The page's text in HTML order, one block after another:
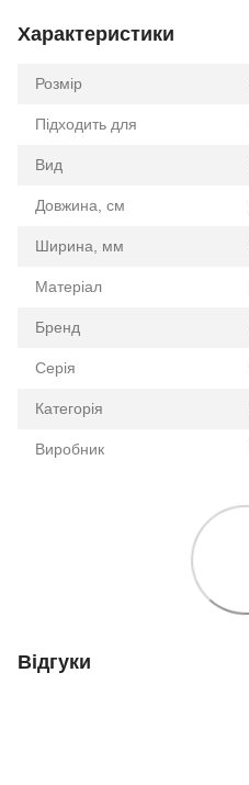
Характеристики
Розмір
Підходить для
Вид
Довжина, см
Ширина, мм
Матеріал
Бренд
Серія
Категорія
Виробник
Відгуки